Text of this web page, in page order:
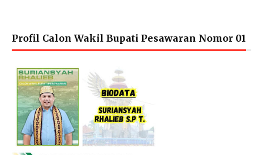
Profil Calon Wakil Bupati Pesawaran Nomor 01